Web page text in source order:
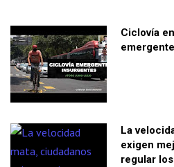
Ciclovía
La
exigen
regular